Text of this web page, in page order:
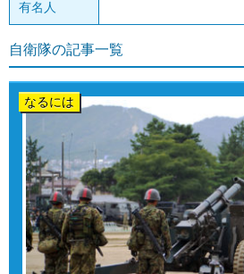
有名人
自衛隊の記事一覧
なるには